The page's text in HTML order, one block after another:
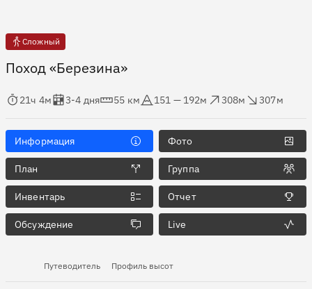
Сложный
Поход «Березина»
в пути
21ч 4м
Оценка в днях
3-4 дня
Дистанция
55 км
Абсолютная высота
151 — 192м
308м
307м
Информация Фото
План Группа
Инвентарь Отчет
Обсуждение Live
Путеводитель Профиль высот